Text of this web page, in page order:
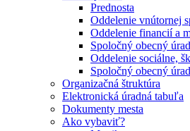
Prednosta
Oddelenie vnútornej
Oddelenie financií a
Spoločný obecný úrad
Oddelenie sociálne,
Spoločný obecný úrad
Organizačná štruktúra
Elektronická úradná tabuľa
Dokumenty mesta
Ako vybaviť?